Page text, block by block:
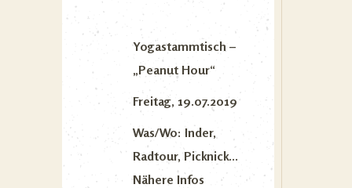
Yogastammtisch –
„Peanut Hour“
Freitag, 19.07.2019
Was/Wo: Inder,
Radtour, Picknick…
Nähere Infos